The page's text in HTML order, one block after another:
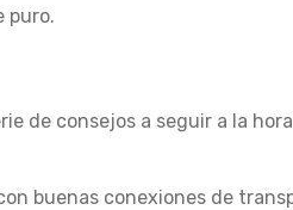
puro.
de consejos a seguir a la
buenas conexiones de